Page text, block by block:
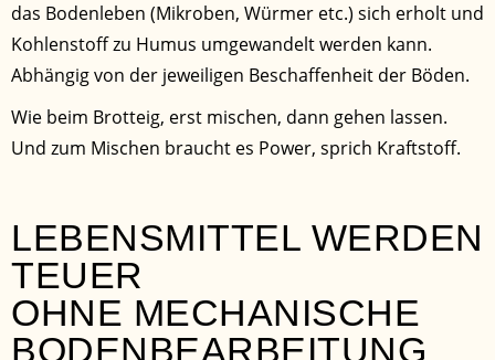
das Bodenleben (Mikroben, Würmer etc.) sich erholt und
Kohlenstoff zu Humus umgewandelt werden kann.
Abhängig von der jeweiligen Beschaffenheit der Böden.
Wie beim Brotteig, erst mischen, dann gehen lassen.
Und zum Mischen braucht es Power, sprich Kraftstoff.
LEBENSMITTEL WERDEN
TEUER
OHNE MECHANISCHE
BODENBEARBEITUNG